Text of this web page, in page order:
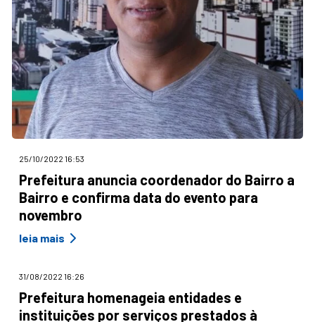
25/10/2022 16:53
Prefeitura anuncia coordenador do Bairro a
Bairro e confirma data do evento para
novembro
leia mais
31/08/2022 16:26
Prefeitura homenageia entidades e
instituições por serviços prestados à